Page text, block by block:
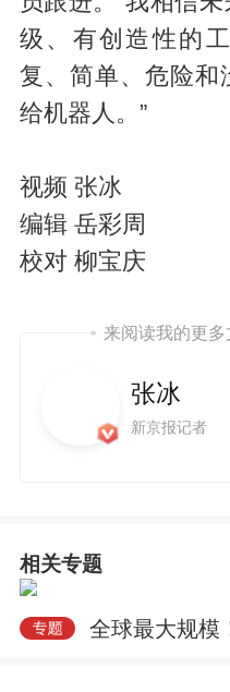
级、有创造性的
复、简单、危险和
给机器人。”
视频 张冰
编辑 岳彩周
校对 柳宝庆
来阅读我的更多
张冰
新京报记者
相关专题
全球最大规模